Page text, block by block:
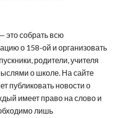
это собрать всю
о 158-ой и организовать
родители, учителя
о школе. На сайте
публиковать новости о
имеет право на слово и
лишь